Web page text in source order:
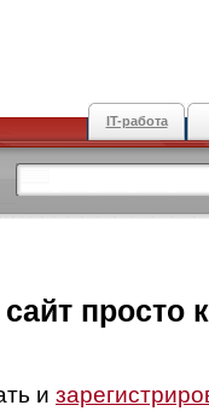
IT-работа
просто
и